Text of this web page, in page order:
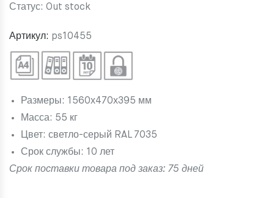
Статус: Out stock
Артикул: ps10455
Размеры: 1560х470х395 мм
Масса: 55 кг
Цвет: светло-серый RAL 7035
Срок службы: 10 лет
Срок поставки товара под заказ: 75 дней